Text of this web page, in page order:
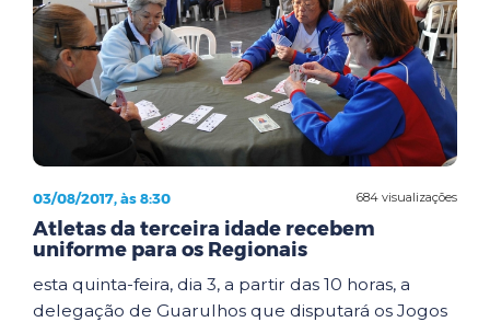
684 visualizações
03/08/2017, às 8:30
Atletas da terceira idade recebem
uniforme para os Regionais
esta quinta-feira, dia 3, a partir das 10 horas, a
delegação de Guarulhos que disputará os Jogos